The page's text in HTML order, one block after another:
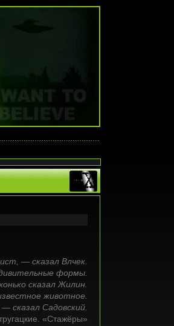
— сказал Влчек.
формы.
сказал Жилин.
животное.
сказал Садовский.
«Стажёры»